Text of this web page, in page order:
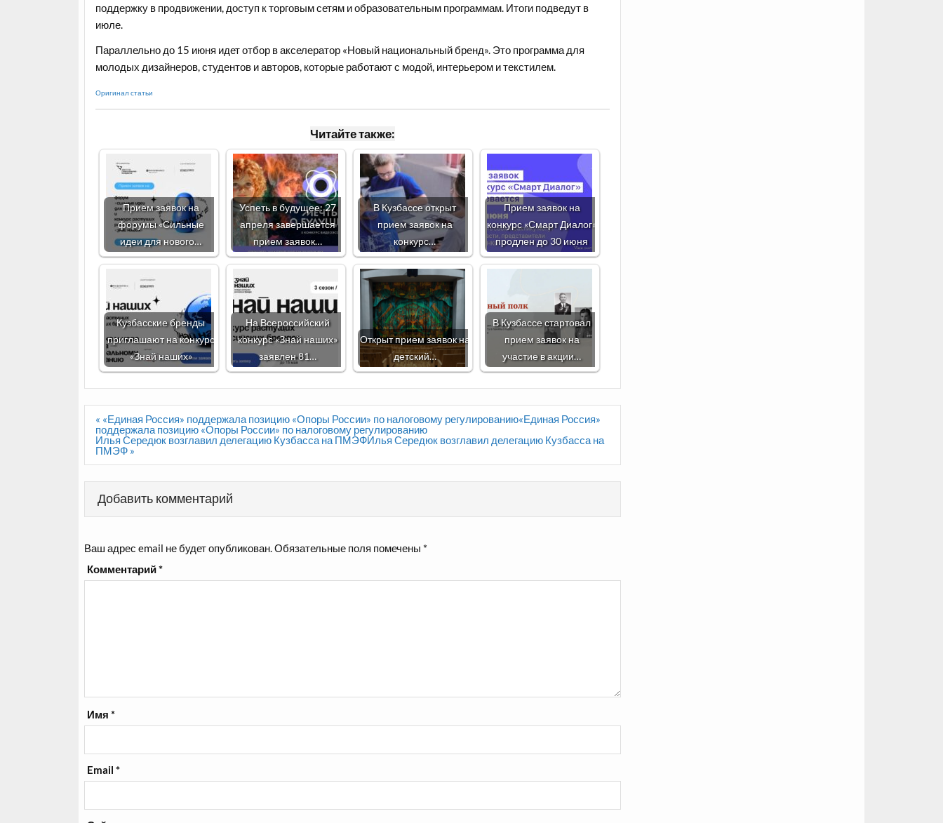
поддержку в продвижении, доступ к торговым сетям и образовательным программам. Итоги подведут в
июле.
Параллельно до 15 июня идет отбор в акселератор «Новый национальный бренд». Это программа для
молодых дизайнеров, студентов и авторов, которые работают с модой, интерьером и текстилем.
Оригинал статьи
Читайте также:
Прием заявок на
форумы «Сильные
идеи для нового…
Успеть в будущее: 27
апреля завершается
прием заявок…
В Кузбассе открыт
прием заявок на
конкурс…
Прием заявок на
конкурс «Смарт Диалог»
продлен до 30 июня
Кузбасские бренды
приглашают на конкурс
«Знай наших»
На Всероссийский
конкурс «Знай наших»
заявлен 81…
Открыт прием заявок на
детский…
В Кузбассе стартовал
прием заявок на
участие в акции…
Навигация
по
записям
« «Единая Россия» поддержала позицию «Опоры России» по налоговому регулированию«Единая Россия»
поддержала позицию «Опоры России» по налоговому регулированию
Илья Середюк возглавил делегацию Кузбасса на ПМЭФИлья Середюк возглавил делегацию Кузбасса на
ПМЭФ »
Добавить комментарий
Ваш адрес email не будет опубликован.Обязательные поля помечены *
Комментарий*
Имя*
Email*